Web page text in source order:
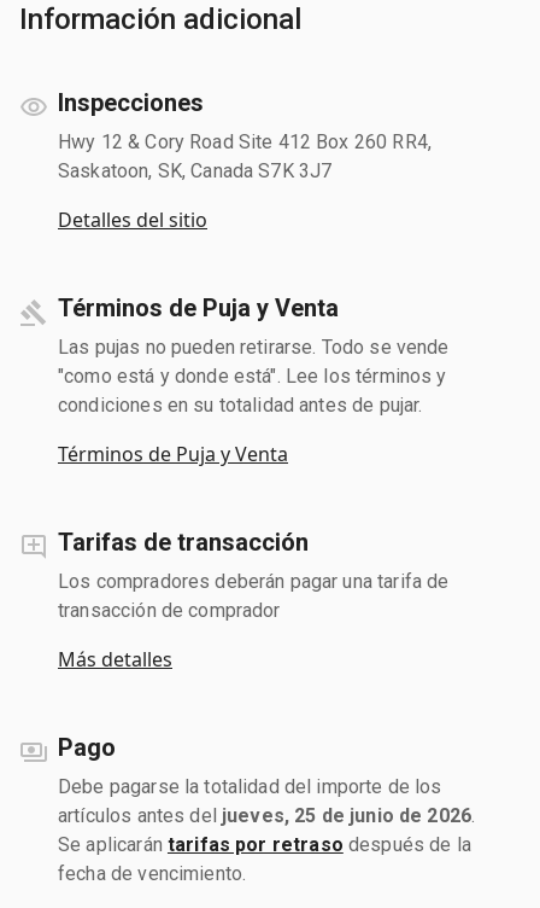
Información adicional
Inspecciones
Hwy 12 & Cory Road Site 412 Box 260 RR4,
Saskatoon, SK, Canada S7K 3J7
Detalles del sitio
Términos de Puja y Venta
Las pujas no pueden retirarse. Todo se vende
"como está y donde está". Lee los términos y
condiciones en su totalidad antes de pujar.
Términos de Puja y Venta
Tarifas de transacción
Los compradores deberán pagar una tarifa de
transacción de comprador
Más detalles
Pago
Debe pagarse la totalidad del importe de los
artículos antes del jueves, 25 de junio de 2026
Se aplicarán tarifas por retraso después de la
fecha de vencimiento.